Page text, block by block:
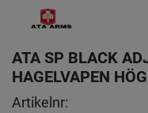
ATA SP BLACK
HAGELVAPEN
Artikelnr: